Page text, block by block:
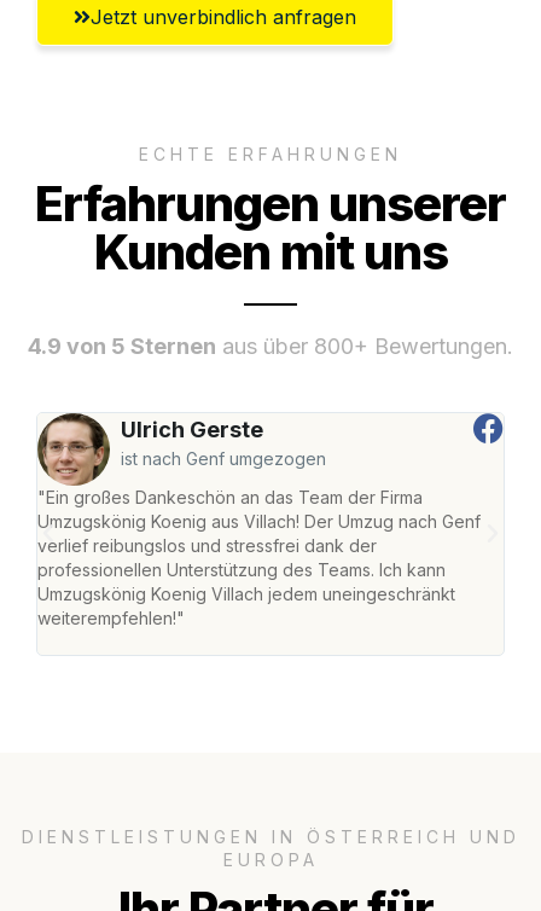
Jetzt unverbindlich anfragen
ECHTE ERFAHRUNGEN
Erfahrungen unserer
Kunden mit uns
4.9 von 5 Sternen aus über 800+ Bewertungen.
Ulrich Gerste
ist nach Genf umgezogen
"Ein großes Dankeschön an das Team der Firma
Umzugskönig Koenig aus Villach! Der Umzug nach Genf
verlief reibungslos und stressfrei dank der
professionellen Unterstützung des Teams. Ich kann
Umzugskönig Koenig Villach jedem uneingeschränkt
weiterempfehlen!"
DIENSTLEISTUNGEN IN ÖSTERREICH UND
EUROPA